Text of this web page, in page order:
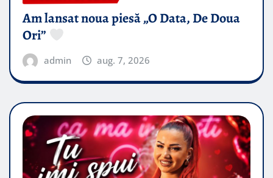
Am lansat noua piesă „O Data, De Doua
Ori”
admin aug. 7, 2026